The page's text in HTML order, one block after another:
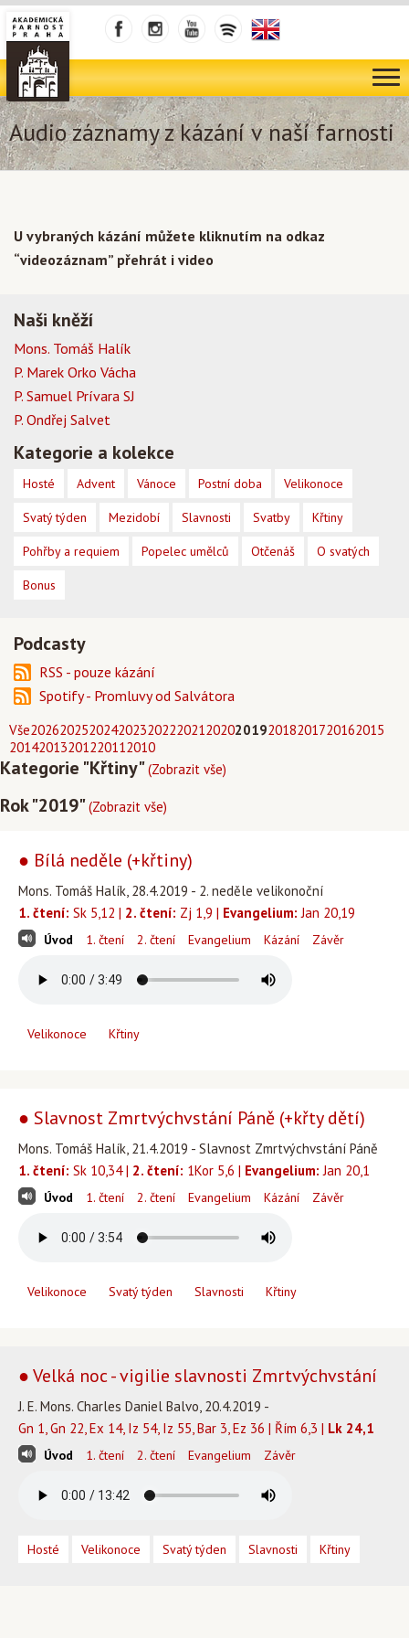
Audio záznamy z kázání v naší farnosti
Vše202620252024202320222021202020192018201720162015
20142013201220112010
Kategorie "Křtiny"(Zobrazit vše)
Rok "2019"(Zobrazit vše)
● Bílá neděle (+křtiny)
Mons. Tomáš Halík, 28.4.2019 - 2. neděle velikonoční
1. čtení: Sk 5,12 | 2. čtení: Zj 1,9 | Evangelium: Jan 20,19
Úvod 1. čtení 2. čtení Evangelium Kázání Závěr
Velikonoce Křtiny
● Slavnost Zmrtvýchvstání Páně (+křty dětí)
Mons. Tomáš Halík, 21.4.2019 - Slavnost Zmrtvýchvstání Páně
1. čtení: Sk 10,34 | 2. čtení: 1Kor 5,6 | Evangelium: Jan 20,1
Úvod 1. čtení 2. čtení Evangelium Kázání Závěr
Velikonoce Svatý týden Slavnosti Křtiny
● Velká noc - vigilie slavnosti Zmrtvýchvstání
J. E. Mons. Charles Daniel Balvo, 20.4.2019 -
Gn 1, Gn 22, Ex 14, Iz 54, Iz 55, Bar 3, Ez 36 | Řím 6,3 | Lk 24,1
Úvod 1. čtení 2. čtení Evangelium Závěr
Hosté Velikonoce Svatý týden Slavnosti Křtiny
U vybraných kázání můžete kliknutím na odkaz
“videozáznam” přehrát i video
Naši kněží
Mons. Tomáš Halík
P. Marek Orko Vácha
P. Samuel Prívara SJ
P. Ondřej Salvet
Kategorie a kolekce
Hosté Advent Vánoce Postní doba Velikonoce
Svatý týden Mezidobí Slavnosti Svatby Křtiny
Pohřby a requiem Popelec umělců Otčenáš O svatých
Bonus
Podcasty
RSS - pouze kázání
Spotify - Promluvy od Salvátora